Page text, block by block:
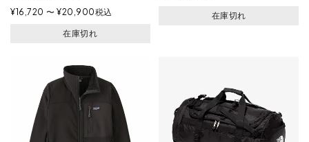
¥16,720 〜 ¥20,900税込
在庫切れ
在庫切れ